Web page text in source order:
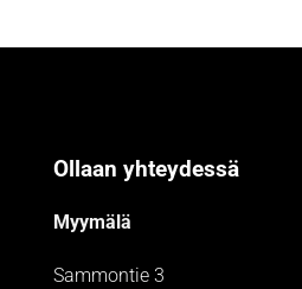
Ollaan yhteydessä
Myymälä
Sammontie 3